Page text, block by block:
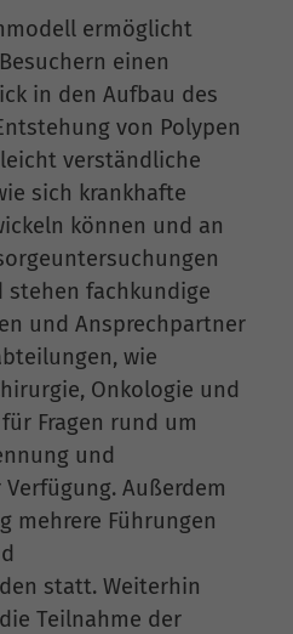
ermöglicht
einen
in den Aufbau des
von Polypen
verständliche
sich krankhafte
können und an
stehen fachkundige
und Ansprechpartner
wie
Onkologie und
Fragen rund um
und
Außerdem
mehrere Führungen
statt. Weiterhin
Teilnahme der